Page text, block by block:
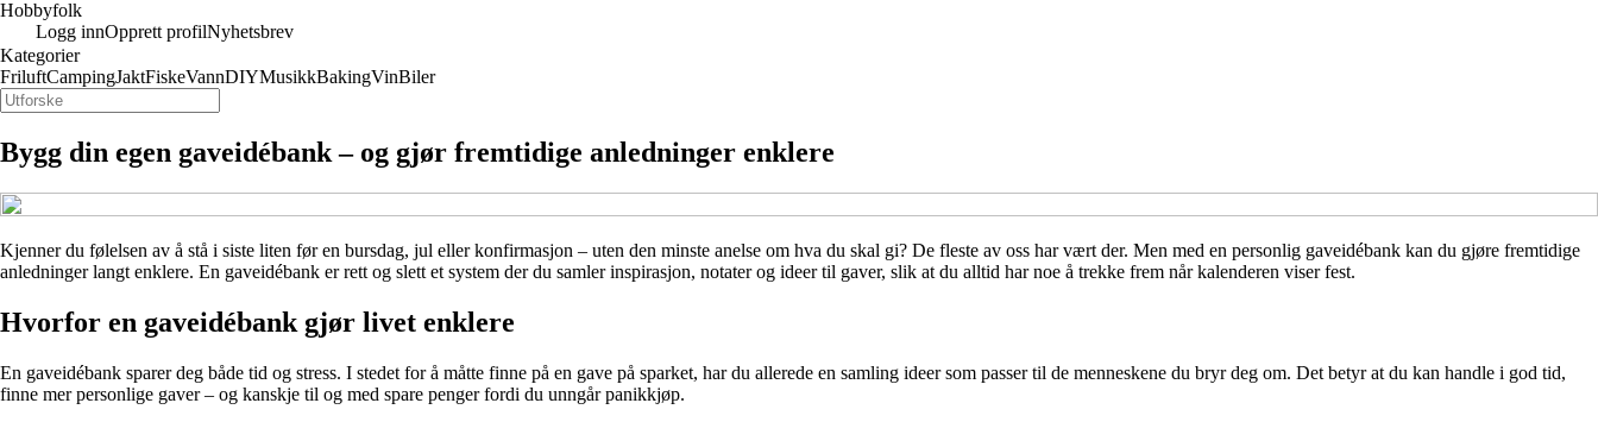
Hobbyfolk
Logg innOpprett profilNyhetsbrev
Kategorier
FriluftCampingJaktFiskeVannDIYMusikkBakingVinBiler
Bygg din egen gaveidébank – og gjør fremtidige anledninger enklere
Kjenner du følelsen av å stå i siste liten før en bursdag, jul eller konfirmasjon – uten den minste anelse om hva du skal gi? De fleste av oss har vært der. Men med en personlig gaveidébank kan du gjøre fremtidige
anledninger langt enklere. En gaveidébank er rett og slett et system der du samler inspirasjon, notater og ideer til gaver, slik at du alltid har noe å trekke frem når kalenderen viser fest.
Hvorfor en gaveidébank gjør livet enklere
En gaveidébank sparer deg både tid og stress. I stedet for å måtte finne på en gave på sparket, har du allerede en samling ideer som passer til de menneskene du bryr deg om. Det betyr at du kan handle i god tid,
finne mer personlige gaver – og kanskje til og med spare penger fordi du unngår panikkjøp.